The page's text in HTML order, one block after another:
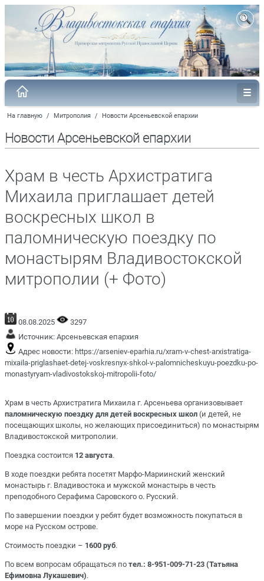
На главную / Митрополия / Новости Арсеньевской епархии
Новости Арсеньевской епархии
Храм в честь Архистратига
Михаила приглашает детей
воскресных школ в
паломническую поездку по
монастырям Владивостокской
митрополии (+ Фото)
08.08.2025
3297
Источник: Арсеньевская епархия
Адрес новости: https://arseniev-eparhia.ru/xram-v-chest-arxistratiga-
mixaila-priglashaet-detej-voskresnyx-shkol-v-palomnicheskuyu-poezdku-po-
monastyryam-vladivostokskoj-mitropolii-foto/
Храм в честь Архистратига Михаила г. Арсеньева организовывает
паломническую поездку для детей воскресных школ (и детей, не
посещающих школы, но желающих присоединиться) по монастырям
Владивостокской митрополии.
Поездка состоится 12 августа.
В ходе поездки ребята посетят Марфо-Мариинский женский
монастырь г. Владивостока и мужской монастырь в честь
преподобного Серафима Саровского о. Русский.
По завершении поездки у ребят будет возможность покупаться в
море на Русском острове.
Стоимость поездки – 1600 руб.
По всем вопросам обращаться по тел.: 8-951-009-71-23 (Татьяна
Ефимовна Лукашевич).